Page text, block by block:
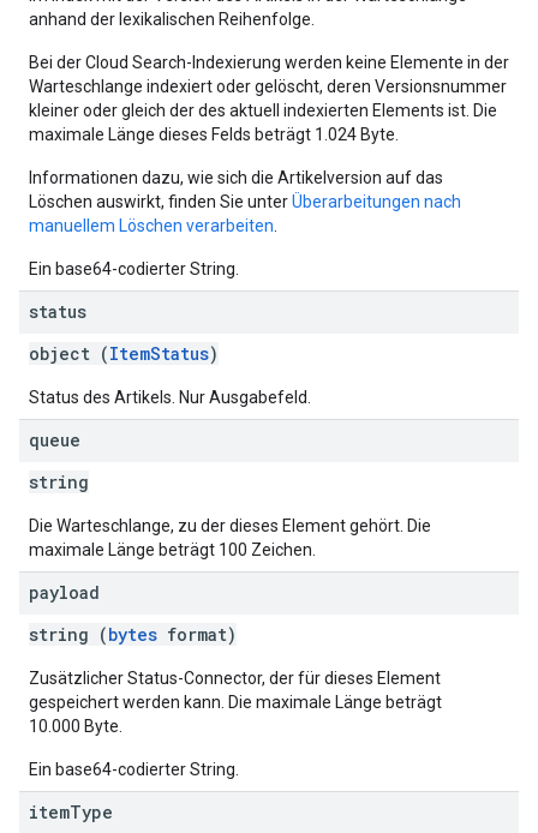
anhand der lexikalischen Reihenfolge.
Bei der Cloud Search-Indexierung werden keine Elemente in der
Warteschlange indexiert oder gelöscht, deren Versionsnummer
kleiner oder gleich der des aktuell indexierten Elements ist. Die
maximale Länge dieses Felds beträgt 1.024 Byte.
Informationen dazu, wie sich die Artikelversion auf das
Löschen auswirkt, finden Sie unterÜberarbeitungen nach
manuellem Löschen verarbeiten
Ein base64-codierter String.
status
object (ItemStatus)
Status des Artikels. Nur Ausgabefeld.
queue
string
Die Warteschlange, zu der dieses Element gehört. Die
maximale Länge beträgt 100 Zeichen.
payload
string (bytes format)
Zusätzlicher Status-Connector, der für dieses Element
gespeichert werden kann. Die maximale Länge beträgt
10.000 Byte.
Ein base64-codierter String.
itemType